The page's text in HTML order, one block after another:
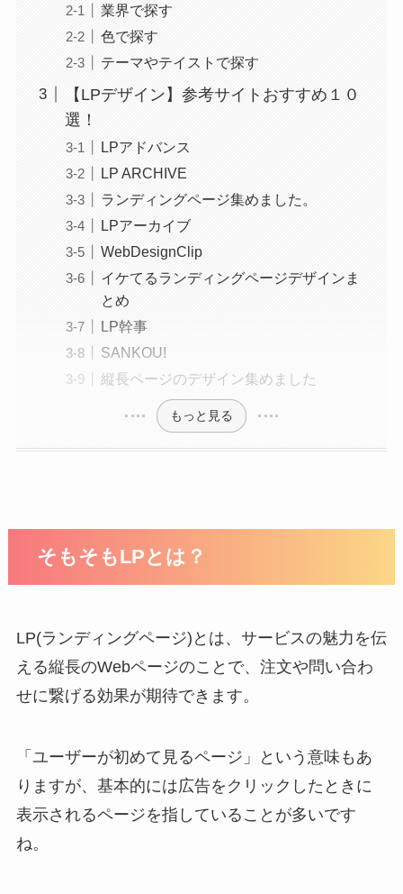
業界で探す
色で探す
テーマやテイストで探す
【LPデザイン】参考サイトおすすめ１０
選！
LPアドバンス
LP ARCHIVE
ランディングページ集めました。
LPアーカイブ
WebDesignClip
イケてるランディングページデザインま
とめ
LP幹事
SANKOU!
縦長ページのデザイン集めました
もっと見る
そもそもLPとは？
LP(ランディングページ)とは、サービスの魅力を伝
える縦長のWebページのことで、注文や問い合わ
せに繋げる効果が期待できます。
「ユーザーが初めて見るページ」という意味もあ
りますが、基本的には広告をクリックしたときに
表示されるページを指していることが多いです
ね。